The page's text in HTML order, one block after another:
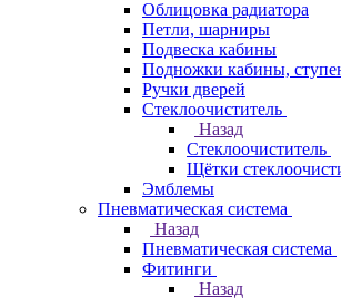
Облицовка радиатора
Петли, шарниры
Подвеска кабины
Подножки кабины,
Ручки дверей
Стеклоочиститель
Назад
Стеклоочиститель
Щётки
Эмблемы
Пневматическая система
Назад
Пневматическая система
Фитинги
Назад